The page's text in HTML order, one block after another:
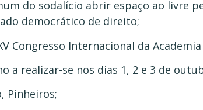
do sodalício abrir espaço ao livre
democrático de direito;
Congresso Internacional da Academia
a realizar-se nos dias 1, 2 e 3 de
Pinheiros;